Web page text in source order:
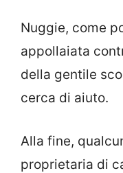
Nuggie, come
appollaiata
della gentile
cerca di aiuto.
Alla fine,
proprietaria di